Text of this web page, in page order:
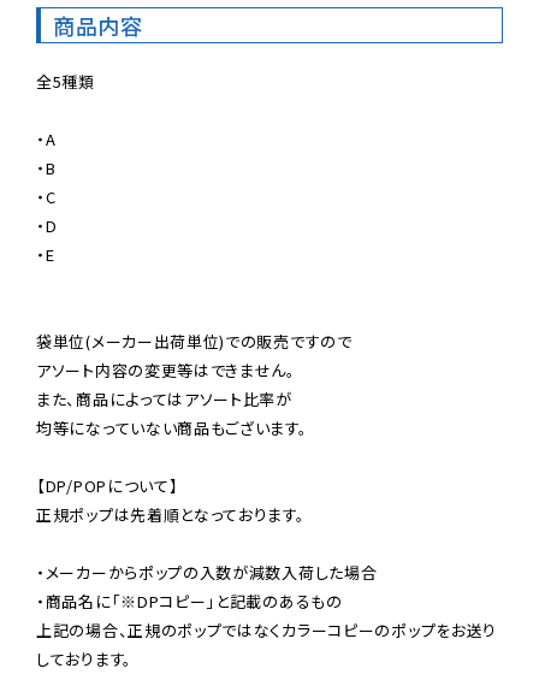
商品内容
全5種類
・A
・B
・C
・D
・E
袋単位(メーカー出荷単位)での販売ですので
アソート内容の変更等はできません。
また、商品によってはアソート比率が
均等になっていない商品もございます。
【DP/POPについて】
正規ポップは先着順となっております。
・メーカーからポップの入数が減数入荷した場合
・商品名に「※DPコピー」と記載のあるもの
上記の場合、正規のポップではなくカラーコピーのポップをお送り
しております。